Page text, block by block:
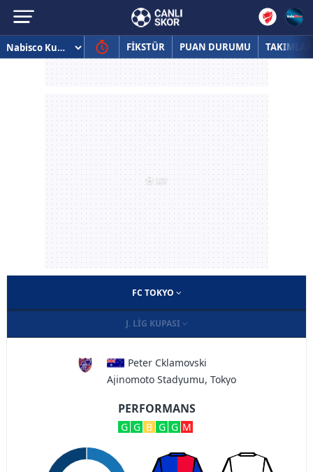
FİKSTÜR PUAN DURUMU TAKIMLAR
FC TOKYO
J. LIG KUPASI
Peter Cklamovski
Ajinomoto Stadyumu, Tokyo
PERFORMANS
G G B G G M